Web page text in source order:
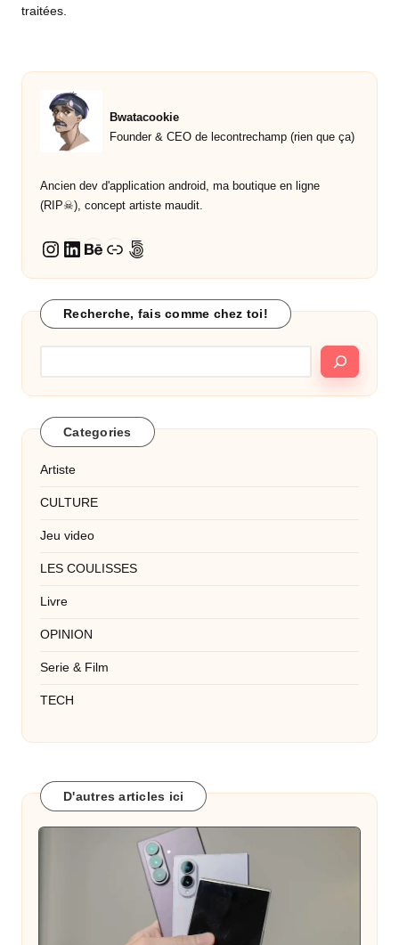
traitées.
Bwatacookie
Founder & CEO de lecontrechamp (rien que ça)
Ancien dev d'application android, ma boutique en ligne
(RIP☠︎︎), concept artiste maudit.
Instagram
LinkedIn
Behance
Lien500px
Recherche, fais comme chez toi!
Categories
Artiste
CULTURE
Jeu video
LES COULISSES
Livre
OPINION
Serie & Film
TECH
D'autres articles ici